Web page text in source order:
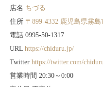
店名 ちづる
住所 〒899-4332 鹿児島県霧
電話 0995-50-1317
URL https://chiduru.jp/
Twitter https://twitter.com/
営業時間 20:30～0:00